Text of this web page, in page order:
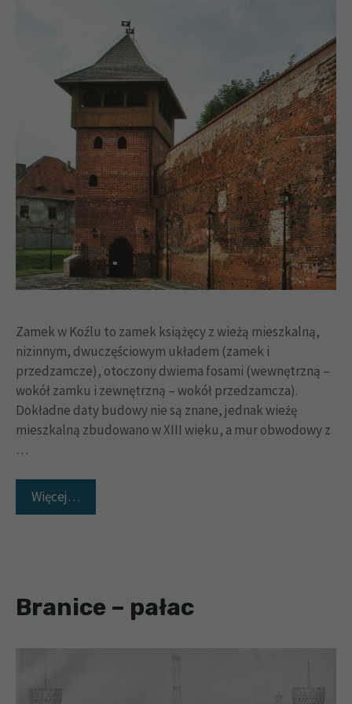
Zamek w Koźlu to zamek książęcy z wieżą mieszkalną,
nizinnym, dwuczęściowym układem (zamek i
przedzamcze), otoczony dwiema fosami (wewnętrzną –
wokół zamku i zewnętrzną – wokół przedzamcza).
Dokładne daty budowy nie są znane, jednak wieżę
mieszkalną zbudowano w XIII wieku, a mur obwodowy z
…
Więcej…
Branice – pałac